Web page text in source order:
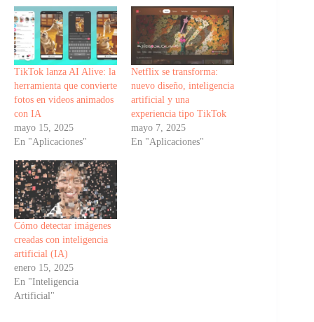
TikTok lanza AI Alive: la
herramienta que convierte
fotos en videos animados
con IA
mayo 15, 2025
En "Aplicaciones"
Netflix se transforma:
nuevo diseño, inteligencia
artificial y una
experiencia tipo TikTok
mayo 7, 2025
En "Aplicaciones"
Cómo detectar imágenes
creadas con inteligencia
artificial (IA)
enero 15, 2025
En "Inteligencia
Artificial"